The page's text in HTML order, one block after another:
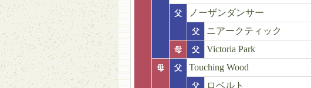
父 ノーザンダンサー
父 ニアークティック
母 父 Victoria Park
母 父 Touching Wood
父 ロベルト